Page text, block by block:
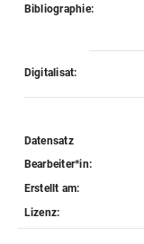
Bibliographie:
Digitalisat:
Datensatz
Bearbeiter*in:
Erstellt am:
Lizenz: